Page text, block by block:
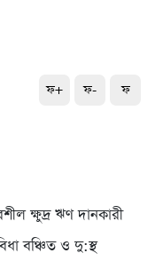
ফ+ ফ- ফ
ক্ষুদ্র ঋণ দানকারী
বঞ্চিত ও দু:স্থ